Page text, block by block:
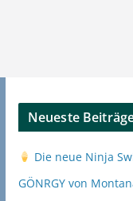
Neueste
Die neue Ninja
GÖNRGY von